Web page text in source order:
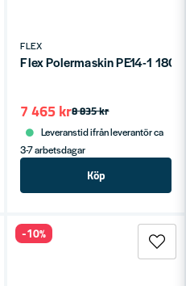
FLEX
Flex Polermaskin PE14-1 180
8 835 kr
7 465 kr
Leveranstid ifrån leverantör ca
3-7 arbetsdagar
Köp
-10%